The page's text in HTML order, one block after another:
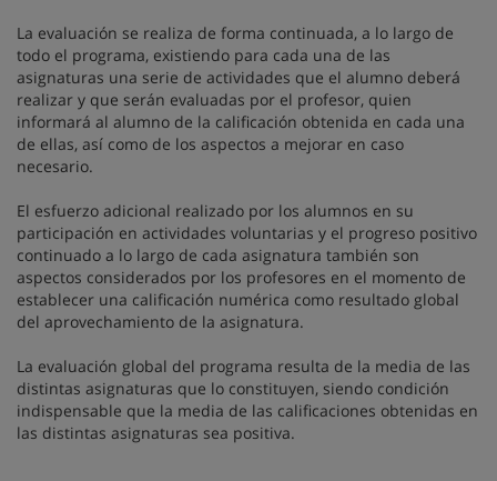
La evaluación se realiza de forma continuada, a lo largo de
todo el programa, existiendo para cada una de las
asignaturas una serie de actividades que el alumno deberá
realizar y que serán evaluadas por el profesor, quien
informará al alumno de la calificación obtenida en cada una
de ellas, así como de los aspectos a mejorar en caso
necesario.
El esfuerzo adicional realizado por los alumnos en su
participación en actividades voluntarias y el progreso positivo
continuado a lo largo de cada asignatura también son
aspectos considerados por los profesores en el momento de
establecer una calificación numérica como resultado global
del aprovechamiento de la asignatura.
La evaluación global del programa resulta de la media de las
distintas asignaturas que lo constituyen, siendo condición
indispensable que la media de las calificaciones obtenidas en
las distintas asignaturas sea positiva.